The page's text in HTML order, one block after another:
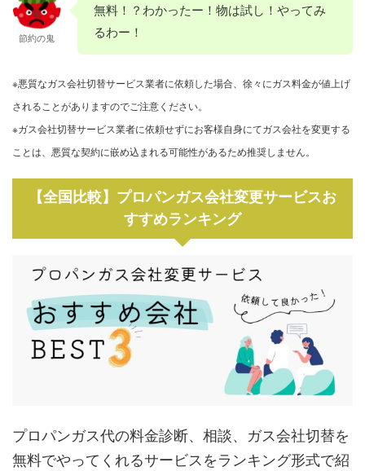
節約の鬼
無料！？わかったー！物は試し！やってみ
るわー！
※悪質なガス会社切替サービス業者に依頼した場合、徐々にガス料金が値上げ
されることがありますのでご注意ください。
※ガス会社切替サービス業者に依頼せずにお客様自身にてガス会社を変更する
ことは、悪質な契約に嵌め込まれる可能性があるため推奨しません。
【全国比較】プロパンガス会社変更サービスお
すすめランキング
プロパンガス代の料金診断、相談、ガス会社切替を
無料でやってくれるサービスをランキング形式で紹